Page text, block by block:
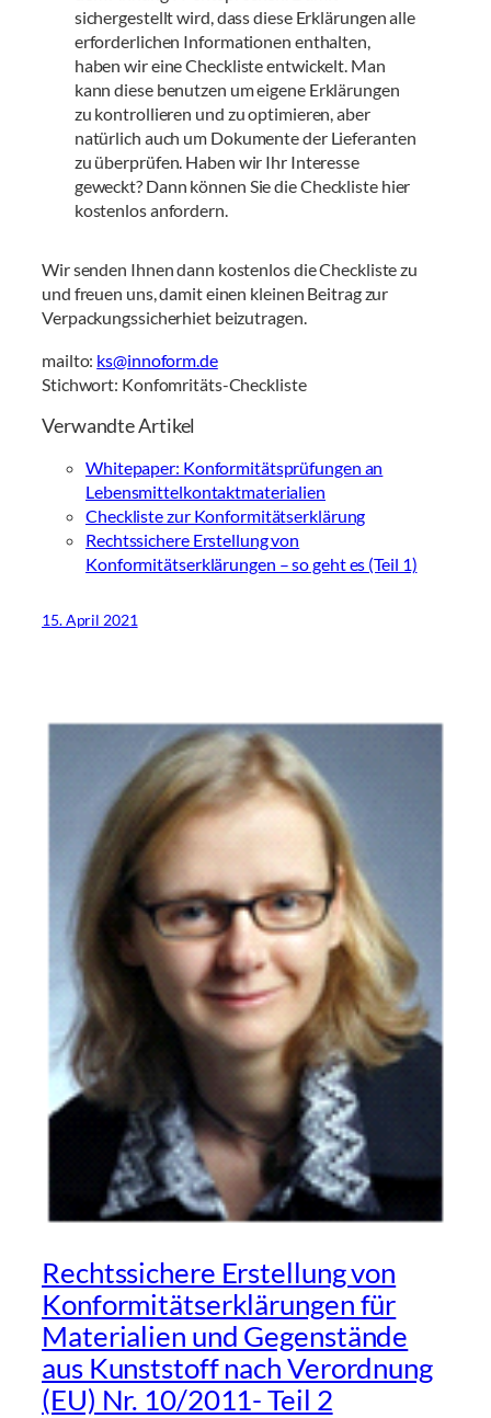
sichergestellt wird, dass diese Erklärungen alle
erforderlichen Informationen enthalten,
haben wir eine Checkliste entwickelt. Man
kann diese benutzen um eigene Erklärungen
zu kontrollieren und zu optimieren, aber
natürlich auch um Dokumente der Lieferanten
zu überprüfen. Haben wir Ihr Interesse
geweckt? Dann können Sie die Checkliste hier
kostenlos anfordern.
Wir senden Ihnen dann kostenlos die Checkliste zu
und freuen uns, damit einen kleinen Beitrag zur
Verpackungssicherhiet beizutragen.
mailto: ks@innoform.de
Stichwort: Konfomritäts-Checkliste
Verwandte Artikel
Whitepaper: Konformitätsprüfungen an
Lebensmittelkontaktmaterialien
Checkliste zur Konformitätserklärung
Rechtssichere Erstellung von
Konformitätserklärungen – so geht es (Teil 1)
15. April 2021
Rechtssichere Erstellung von
Konformitätserklärungen für
Materialien und Gegenstände
aus Kunststoff nach Verordnung
(EU) Nr. 10/2011- Teil 2